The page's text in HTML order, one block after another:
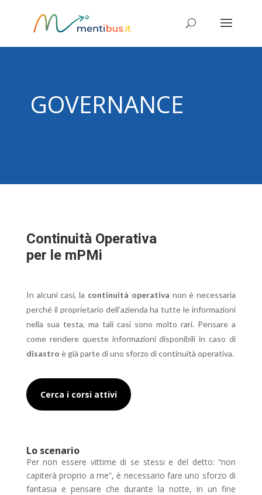
GOVERNANCE
Continuità Operativa
per le mPMi
In alcuni casi, la continuità operativa non è necessaria
perché il proprietario dell’azienda ha tutte le informazioni
nella sua testa, ma tali casi sono molto rari. Pensare a
come rendere queste informazioni disponibili in caso di
disastro è già parte di uno sforzo di continuità operativa.
Cerca i corsi attivi
Lo scenario
Per non essere vittime di se stessi e del detto: “non
capiterà proprio a me”, è necessario fare uno sforzo di
fantasia e pensare che durante la notte, in un fine